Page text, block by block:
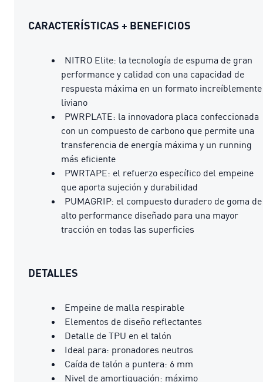
CARACTERÍSTICAS + BENEFICIOS
NITRO Elite: la tecnología de espuma de gran
performance y calidad con una capacidad de
respuesta máxima en un formato increíblemente
liviano
PWRPLATE: la innovadora placa confeccionada
con un compuesto de carbono que permite una
transferencia de energía máxima y un running
más eficiente
PWRTAPE: el refuerzo específico del empeine
que aporta sujeción y durabilidad
PUMAGRIP: el compuesto duradero de goma de
alto performance diseñado para una mayor
tracción en todas las superficies
DETALLES
Empeine de malla respirable
Elementos de diseño reflectantes
Detalle de TPU en el talón
Ideal para: pronadores neutros
Caída de talón a puntera: 6 mm
Nivel de amortiguación: máximo